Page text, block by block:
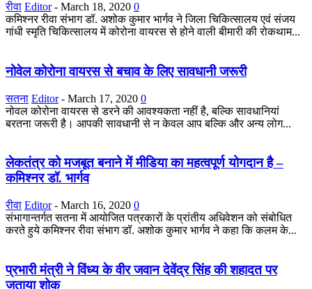
रीवा Editor - March 18, 2020 0
कमिश्नर रीवा संभाग डॉ. अशोक कुमार भार्गव ने जिला चिकित्सालय एवं संजय
गांधी स्मृति चिकित्सालय में कोरोना वायरस से होने वाली बीमारी की रोकथाम...
नोवेल कोरोना वायरस से बचाव के लिए सावधानी जरूरी
सतना Editor - March 17, 2020 0
नोवल कोरोना वायरस से डरने की आवश्यकता नहीं है, बल्कि सावधानियां
बरतना जरूरी है। आपकी सावधानी से न केवल आप बल्कि और अन्य लोग...
लेकतंत्र को मजबूत बनाने में मीडिया का महत्वपूर्ण योगदान है –
कमिश्नर डॉ. भार्गव
रीवा Editor - March 16, 2020 0
संभागान्तर्गत सतना में आयोजित पत्रकारों के प्रांतीय अधिवेशन को संबोधित
करते हुये कमिश्नर रीवा संभाग डॉ. अशोक कुमार भार्गव ने कहा कि कलम के...
प्रभारी मंत्री ने विंध्य के वीर जवान देवेंद्र सिंह की शहादत पर
जताया शोक